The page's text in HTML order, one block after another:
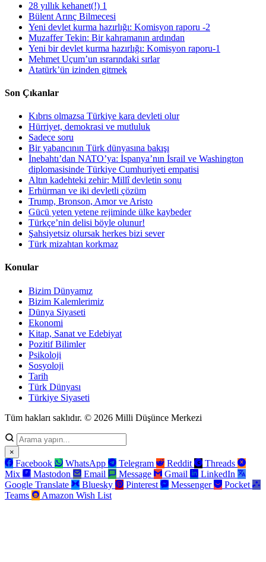
28 yıllık kehanet(!) 1
Bülent Arınç Bilmecesi
Yeni devlet kurma hazırlığı: Komisyon raporu -2
Muzaffer Tekin: Bir kahramanın ardından
Yeni bir devlet kurma hazırlığı: Komisyon raporu-1
Mehmet Uçum’un ısrarındaki sırlar
Atatürk’ün izinden gitmek
Son Çıkanlar
Kıbrıs olmazsa Türkiye kara devleti olur
Hürriyet, demokrasi ve mutluluk
Sadece soru
Bir yabancının Türk dünyasına bakışı
İnebahtı’dan NATO’ya: İspanya’nın İsrail ve Washington
diplomasisinde Türkiye Cumhuriyeti empatisi
Altın kadehteki zehir: Millî devletin sonu
Erhürman ve iki devletli çözüm
Trump, Bronson, Amor ve Aristo
Gücü yeten yetene rejiminde ülke kaybeder
Türkçe’nin delisi böyle olunur!
Şahsiyetsiz olursak herkes bizi sever
Türk mizahtan korkmaz
Konular
Bizim Dünyamız
Bizim Kalemlerimiz
Dünya Siyaseti
Ekonomi
Kitap, Sanat ve Edebiyat
Pozitif Bilimler
Psikoloji
Sosyoloji
Tarih
Türk Dünyası
Türkiye Siyaseti
Tüm hakları saklıdır. © 2026 Milli Düşünce Merkezi
×
Facebook WhatsApp Telegram Reddit
Threads
Mix
Mastodon Email Message Gmail
LinkedIn
Google Translate
Bluesky Pinterest Messenger
Pocket
Teams
Amazon Wish List